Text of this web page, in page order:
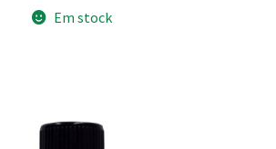
eletrónicos, sem deixar resíduos.
Em stock